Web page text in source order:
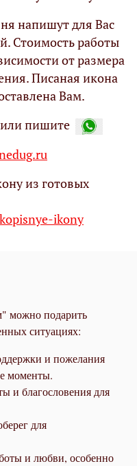
напишут для Вас
Стоимость работы
от размера
Писаная икона
Вам.
или пишите
из готовых
ikony
можно подарить
ситуациях:
и пожелания
моменты.
и благословения для
для
и любви, особенно